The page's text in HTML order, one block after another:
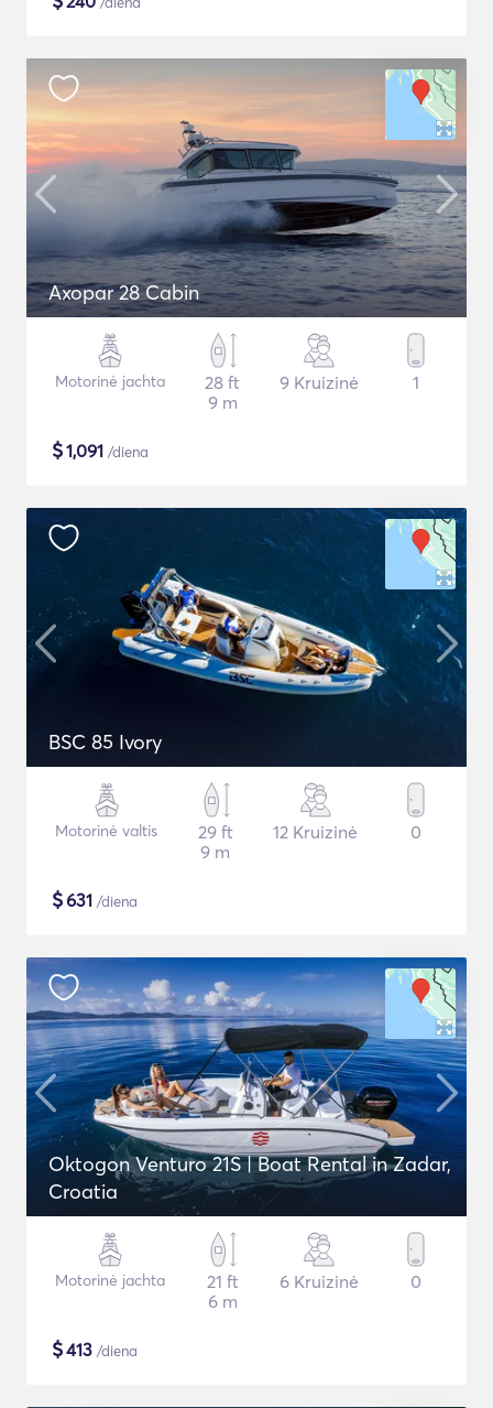
Axopar 28 Cabin
Motorinė jachta
28 ft
9 m
9 Kruizinė 1
$1,091 /diena
BSC 85 Ivory
Motorinė valtis
29 ft
9 m
12 Kruizinė 0
$631 /diena
Oktogon Venturo 21S | Boat Rental in Zadar,
Croatia
Motorinė jachta
21 ft
6 m
6 Kruizinė 0
$413 /diena